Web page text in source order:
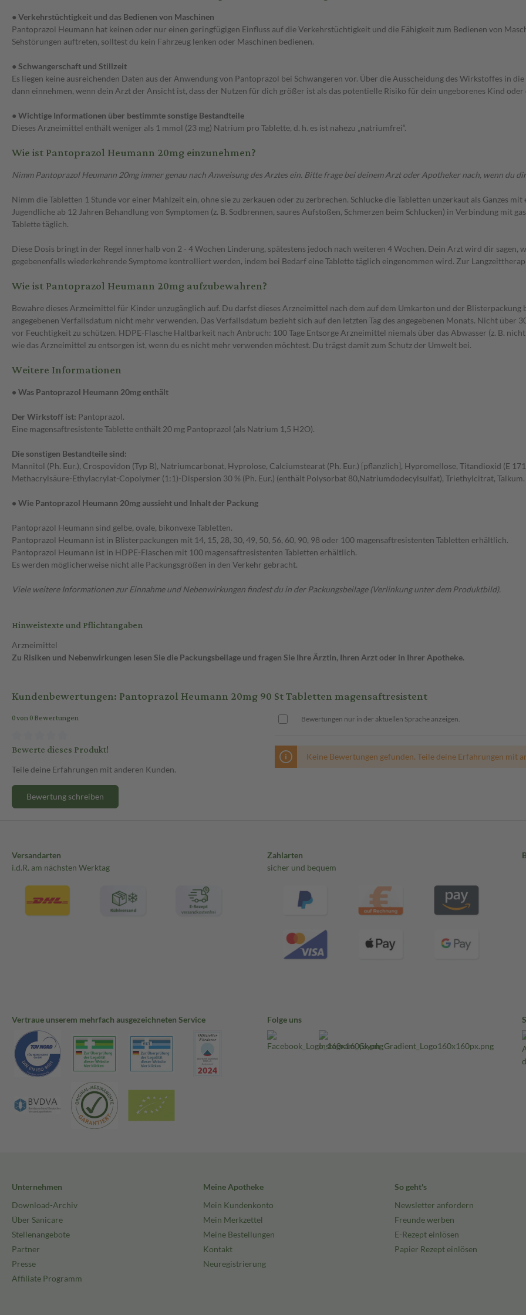
● Verkehrstüchtigkeit und das Bedienen von Maschinen
Pantoprazol Heumann hat keinen oder nur einen geringfügigen Einfluss auf die Verkehrstüchtigkeit und die Fähigkeit zum Bedienen von
Sehstörungen auftreten, solltest du kein Fahrzeug lenken oder Maschinen bedienen.
● Schwangerschaft und Stillzeit
Es liegen keine ausreichenden Daten aus der Anwendung von Pantoprazol bei Schwangeren vor. Über die Ausscheidung des Wirkstoffes
dann einnehmen, wenn dein Arzt der Ansicht ist, dass der Nutzen für dich größer ist als das potentielle Risiko für dein ungeborenes Kind oder
● Wichtige Informationen über bestimmte sonstige Bestandteile
Dieses Arzneimittel enthält weniger als 1 mmol (23 mg) Natrium pro Tablette, d. h. es ist nahezu „natriumfrei“.
Wie ist Pantoprazol Heumann 20mg einzunehmen?
Nimm Pantoprazol Heumann 20mg immer genau nach Anweisung des Arztes ein. Bitte frage bei deinem Arzt oder Apotheker nach, wenn du
Nimm die Tabletten 1 Stunde vor einer Mahlzeit ein, ohne sie zu zerkauen oder zu zerbrechen. Schlucke die Tabletten unzerkaut als Ganzes
Jugendliche ab 12 Jahren Behandlung von Symptomen (z. B. Sodbrennen, saures Aufstoßen, Schmerzen beim Schlucken) in Verbindung mit
Tablette täglich.
Diese Dosis bringt in der Regel innerhalb von 2 - 4 Wochen Linderung, spätestens jedoch nach weiteren 4 Wochen. Dein Arzt wird dir
gegebenenfalls wiederkehrende Symptome kontrolliert werden, indem bei Bedarf eine Tablette täglich eingenommen wird. Zur
Wie ist Pantoprazol Heumann 20mg aufzubewahren?
Bewahre dieses Arzneimittel für Kinder unzugänglich auf. Du darfst dieses Arzneimittel nach dem auf dem Umkarton und der Blisterpackung
angegebenen Verfallsdatum nicht mehr verwenden. Das Verfallsdatum bezieht sich auf den letzten Tag des angegebenen Monats. Nicht über
vor Feuchtigkeit zu schützen. HDPE-Flasche Haltbarkeit nach Anbruch: 100 Tage Entsorge Arzneimittel niemals über das Abwasser (z. B.
wie das Arzneimittel zu entsorgen ist, wenn du es nicht mehr verwenden möchtest. Du trägst damit zum Schutz der Umwelt bei.
Weitere Informationen
• Was Pantoprazol Heumann 20mg enthält
Der Wirkstoff ist: Pantoprazol.
Eine magensaftresistente Tablette enthält 20 mg Pantoprazol (als Natrium 1,5 H2O).
Die sonstigen Bestandteile sind:
Mannitol (Ph. Eur.), Crospovidon (Typ B), Natriumcarbonat, Hyprolose, Calciumstearat (Ph. Eur.) [pflanzlich], Hypromellose, Titandioxid (E
Methacrylsäure-Ethylacrylat-Copolymer (1:1)-Dispersion 30 % (Ph. Eur.) (enthält Polysorbat 80,Natriumdodecylsulfat), Triethylcitrat, Talkum.
• Wie Pantoprazol Heumann 20mg aussieht und Inhalt der Packung
Pantoprazol Heumann sind gelbe, ovale, bikonvexe Tabletten.
Pantoprazol Heumann ist in Blisterpackungen mit 14, 15, 28, 30, 49, 50, 56, 60, 90, 98 oder 100 magensaftresistenten Tabletten erhältlich.
Pantoprazol Heumann ist in HDPE-Flaschen mit 100 magensaftresistenten Tabletten erhältlich.
Es werden möglicherweise nicht alle Packungsgrößen in den Verkehr gebracht.
Viele weitere Informationen zur Einnahme und Nebenwirkungen findest du in der Packungsbeilage (Verlinkung unter dem Produktbild).
Hinweistexte und Pflichtangaben
Arzneimittel
Zu Risiken und Nebenwirkungen lesen Sie die Packungsbeilage und fragen Sie Ihre Ärztin, Ihren Arzt oder in Ihrer Apotheke.
Kundenbewertungen: Pantoprazol Heumann 20mg 90 St Tabletten magensaftresistent
0 von 0 Bewertungen
Bewerte dieses Produkt!
Teile deine Erfahrungen mit anderen Kunden.
Bewertung schreiben
Bewertungen nur in der aktuellen Sprache anzeigen.
Keine Bewertungen gefunden. Teile deine Erfahrungen mit
Versandarten
i.d.R. am nächsten Werktag
Zahlarten
sicher und bequem
Vertraue unserem mehrfach ausgezeichneten Service Folge uns
Unternehmen
Download-Archiv
Über Sanicare
Stellenangebote
Partner
Presse
Affiliate Programm
Meine Apotheke
Mein Kundenkonto
Mein Merkzettel
Meine Bestellungen
Kontakt
Neuregistrierung
So geht's
Newsletter anfordern
Freunde werben
E-Rezept einlösen
Papier Rezept einlösen